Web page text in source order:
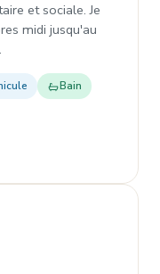
et sociale. Je
midi jusqu'au
Bain